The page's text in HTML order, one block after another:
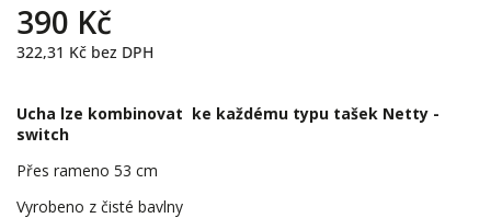
390 Kč
322,31 Kč bez DPH
Ucha lze kombinovat ke každému typu tašek Netty -
switch
Přes rameno 53 cm
Vyrobeno z čisté bavlny